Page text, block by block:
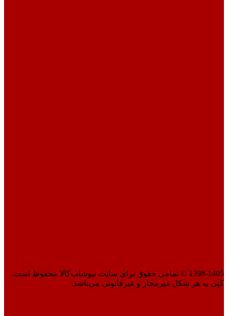
1398-1405 © تمامی حقوق برای سایت نیوشاپ‌کالا محفوظ است.
کپی به هر شکل غیرمجاز و غیرقانونی می‌باشد.